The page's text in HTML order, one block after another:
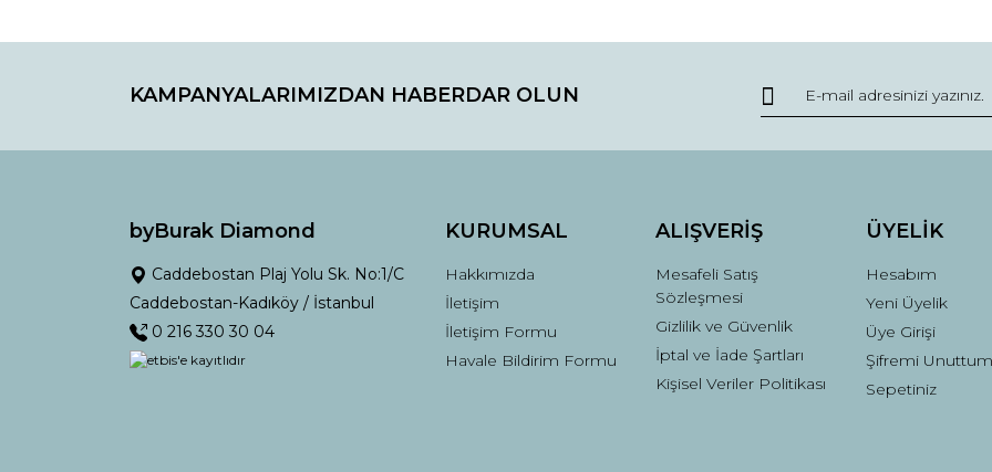
KAMPANYALARIMIZDAN HABERDAR OLUN
byBurak Diamond
Caddebostan Plaj Yolu Sk. No:1/C
Caddebostan-Kadıköy / İstanbul
0 216 330 30 04
KURUMSAL
Hakkımızda
İletişim
İletişim Formu
Havale Bildirim Formu
ALIŞVERİŞ
Mesafeli Satış
Sözleşmesi
Gizlilik ve Güvenlik
İptal ve İade Şartları
Kişisel Veriler Politikası
ÜYELİK
Hesabım
Yeni Üyelik
Üye Girişi
Şifremi Unuttum
Sepetiniz